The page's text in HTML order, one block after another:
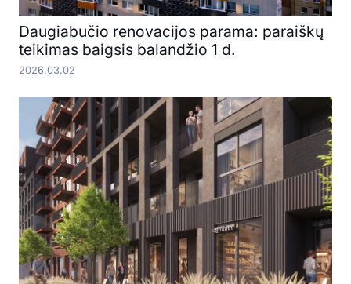
Daugiabučio renovacijos parama: paraiškų
teikimas baigsis balandžio 1 d.
2026.03.02